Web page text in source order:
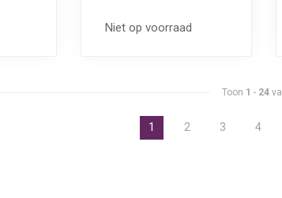
Niet op voorraad
Toon 1 - 24
1 2 3 4